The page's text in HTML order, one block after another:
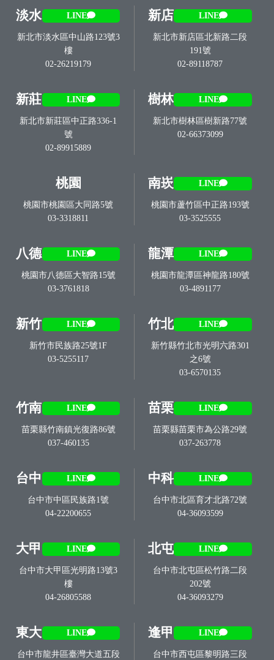
淡水 LINE
新北市淡水區中山路123號3
樓
02-26219179
新店 LINE
新北市新店區北新路二段
191號
02-89118787
新莊 LINE
新北市新莊區中正路336-1
號
02-89915889
樹林 LINE
新北市樹林區樹新路77號
02-66373099
桃園
桃園市桃園區大同路5號
03-3318811
南崁 LINE
桃園市蘆竹區中正路193號
03-3525555
八德 LINE
桃園市八德區大智路15號
03-3761818
龍潭 LINE
桃園市龍潭區神龍路180號
03-4891177
新竹 LINE
新竹市民族路25號1F
03-5255117
竹北 LINE
新竹縣竹北市光明六路301
之6號
03-6570135
竹南 LINE
苗栗縣竹南鎮光復路86號
037-460135
苗栗 LINE
苗栗縣苗栗市為公路29號
037-263778
台中 LINE
台中市中區民族路1號
04-22200655
中科 LINE
台中市北區育才北路72號
04-36093599
大甲 LINE
台中市大甲區光明路13號3
樓
04-26805588
北屯 LINE
台中市北屯區松竹路二段
202號
04-36093279
東大 LINE
台中市龍井區臺灣大道五段
逢甲 LINE
台中市西屯區黎明路三段